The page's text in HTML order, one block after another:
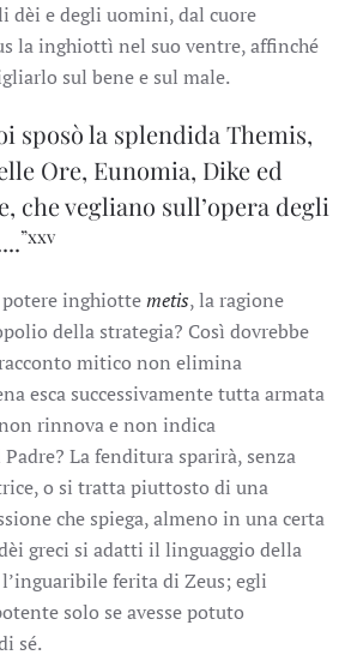
dèi e degli uomini, dal cuore
la inghiottì nel suo ventre, affinché
sul bene e sul male.
sposò la splendida Themis,
Ore, Eunomia, Dike ed
che vegliano sull’opera degli
”xxv
inghiottemetis, la ragione
della strategia? Così dovrebbe
mitico non elimina
esca successivamente tutta armata
rinnova e non indica
La fenditura sparirà, senza
o si tratta piuttosto di una
che spiega, almeno in una certa
greci si adatti il linguaggio della
ferita di Zeus; egli
solo se avesse potuto
sé.